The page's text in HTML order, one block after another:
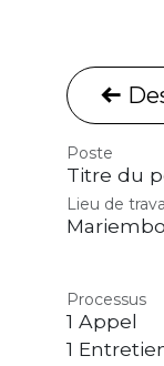
Poste
Titre du
Lieu de
Processus
1 Appel
1